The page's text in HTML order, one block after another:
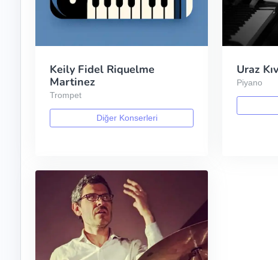
Keily Fidel Riquelme
Martinez
Trompet
Diğer Konserleri
Uraz
Piyano